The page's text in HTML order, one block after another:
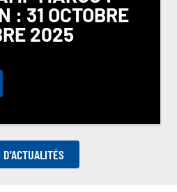
: 31 OCTOBRE
2025
D'ACTUALITÉS